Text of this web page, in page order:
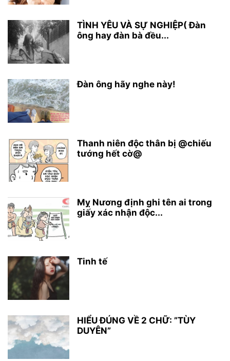
TÌNH YÊU VÀ SỰ NGHIỆP( Đàn
ông hay đàn bà đều...
Đàn ông hãy nghe này!
Thanh niên độc thân bị @chiếu
tướng hết cờ@
Mỵ Nương định ghi tên ai trong
giấy xác nhận độc...
Tinh tế
HIỂU ĐÚNG VỀ 2 CHỮ: ”TÙY
DUYÊN”